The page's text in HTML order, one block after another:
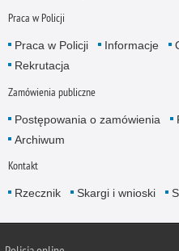
Praca w Policji
Praca w Policji Informacje
Rekrutacja
Zamówienia publiczne
Postępowania o zamówienia
Archiwum
Kontakt
Rzecznik Skargi i wnioski